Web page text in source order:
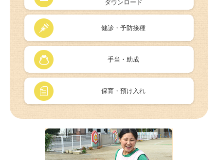
ダウンロード
健診・予防接種
手当・助成
保育・預け入れ